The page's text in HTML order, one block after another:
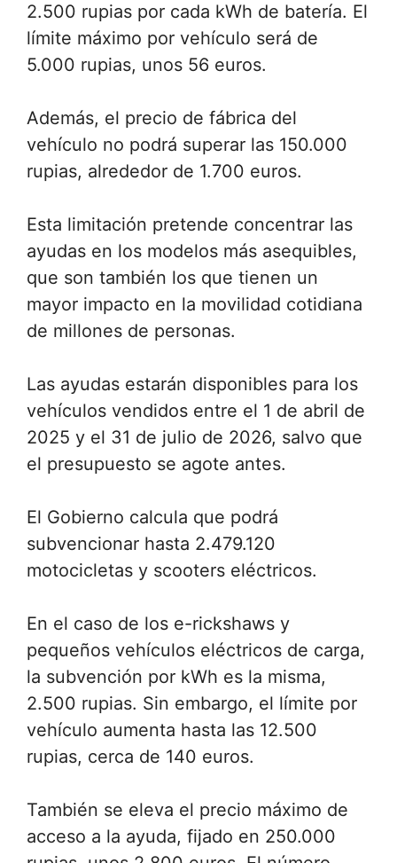
2.500 rupias por cada kWh de batería. El
límite máximo por vehículo será de
5.000 rupias, unos 56 euros.
Además, el precio de fábrica del
vehículo no podrá superar las 150.000
rupias, alrededor de 1.700 euros.
Esta limitación pretende concentrar las
ayudas en los modelos más asequibles,
que son también los que tienen un
mayor impacto en la movilidad cotidiana
de millones de personas.
Las ayudas estarán disponibles para los
vehículos vendidos entre el 1 de abril de
2025 y el 31 de julio de 2026, salvo que
el presupuesto se agote antes.
El Gobierno calcula que podrá
subvencionar hasta 2.479.120
motocicletas y scooters eléctricos.
En el caso de los e-rickshaws y
pequeños vehículos eléctricos de carga,
la subvención por kWh es la misma,
2.500 rupias. Sin embargo, el límite por
vehículo aumenta hasta las 12.500
rupias, cerca de 140 euros.
También se eleva el precio máximo de
acceso a la ayuda, fijado en 250.000